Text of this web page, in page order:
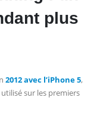
plus
2012 avec l’iPhone 5,
sur les premiers